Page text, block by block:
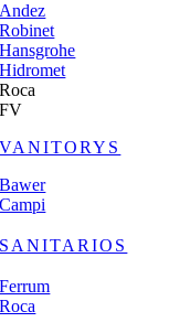
Andez
Robinet
Hansgrohe
Hidromet
Roca
FV
VANITORYS
Bawer
Campi
SANITARIOS
Ferrum
Roca